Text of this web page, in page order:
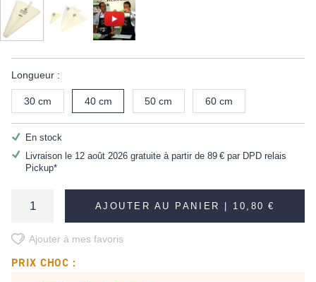
Longueur :
30 cm 40 cm 50 cm 60 cm
En stock
Livraison le 12 août 2026 gratuite à partir de 89 €par DPD relais
Pickup*
AJOUTER AU PANIER | 10,80 €
Ajouter à mes favoris
PRIX CHOC :